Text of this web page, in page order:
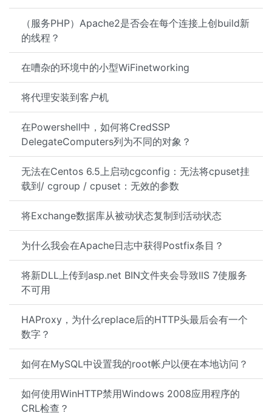
（服务PHP）Apache2是否会在每个连接上创build新
的线程？
在嘈杂的环境中的小型WiFinetworking
将代理安装到客户机
在Powershell中，如何将CredSSP
DelegateComputers列为不同的对象？
无法在Centos 6.5上启动cgconfig：无法将cpuset挂
载到/ cgroup / cpuset：无效的参数
将Exchange数据库从被动状态复制到活动状态
为什么我会在Apache日志中获得Postfix条目？
将新DLL上传到asp.net BIN文件夹会导致IIS 7使服务
不可用
HAProxy，为什么replace后的HTTP头最后会有一个
数字？
如何在MySQL中设置我的root帐户以便在本地访问？
如何使用WinHTTP禁用Windows 2008应用程序的
CRL检查？